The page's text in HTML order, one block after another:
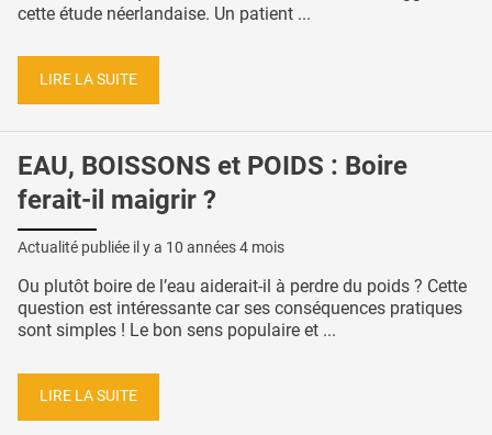
cette étude néerlandaise. Un patient ...
LIRE LA SUITE
EAU, BOISSONS et POIDS : Boire
ferait-il maigrir ?
Actualité publiée il y a 10 années 4 mois
Ou plutôt boire de l’eau aiderait-il à perdre du poids ? Cette
question est intéressante car ses conséquences pratiques
sont simples ! Le bon sens populaire et ...
LIRE LA SUITE